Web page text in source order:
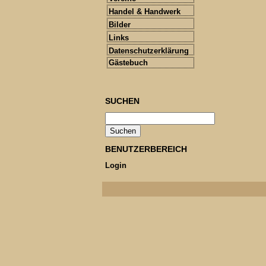
Handel & Handwerk
Bilder
Links
Datenschutzerklärung
Gästebuch
SUCHEN
BENUTZERBEREICH
Login